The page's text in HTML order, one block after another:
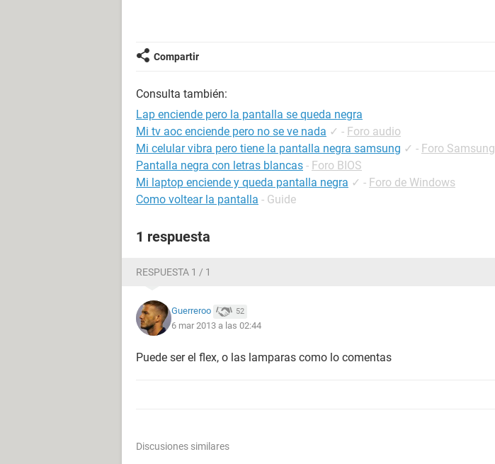
Compartir
Consulta también:
Lap enciende pero la pantalla se queda negra
Mi tv aoc enciende pero no se ve nada ✓ - Foro audio
Mi celular vibra pero tiene la pantalla negra samsung ✓ - Foro Samsung
Pantalla negra con letras blancas - Foro BIOS
Mi laptop enciende y queda pantalla negra ✓ - Foro de Windows
Como voltear la pantalla - Guide
1 respuesta
RESPUESTA 1 / 1
Guerreroo 52
6 mar 2013 a las 02:44
Puede ser el flex, o las lamparas como lo comentas
Discusiones similares